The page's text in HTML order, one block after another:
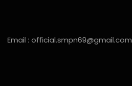
Email : official.smpn69@gmail.com